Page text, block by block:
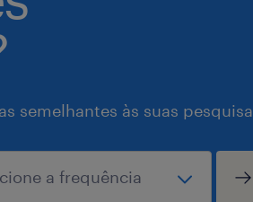
semelhantes às suas